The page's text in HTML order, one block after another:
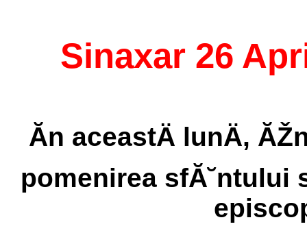
Sinaxar 26
Ăn aceastÄ lunÄ,
pomenirea sfĂ˘ntului